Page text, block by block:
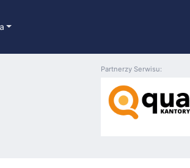
Partnerzy Serwisu: